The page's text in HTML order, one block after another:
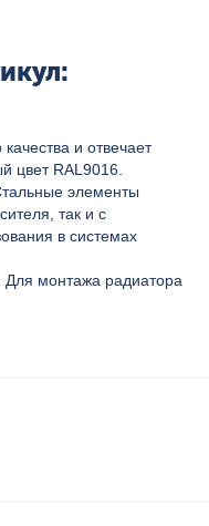
и отвечает
цвет RAL9016.
элементы
так и c
в системах
Для монтажа радиатора